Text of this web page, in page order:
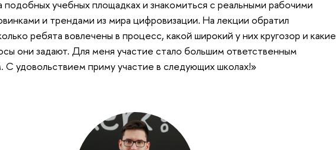
подобных учебных площадках и знакомиться с реальными рабочими
и трендами из мира цифровизации. На лекции обратил
ребята вовлечены в процесс, какой широкий у них кругозор и какие
они задают. Для меня участие стало большим ответственным
С удовольствием приму участие в следующих школах!»